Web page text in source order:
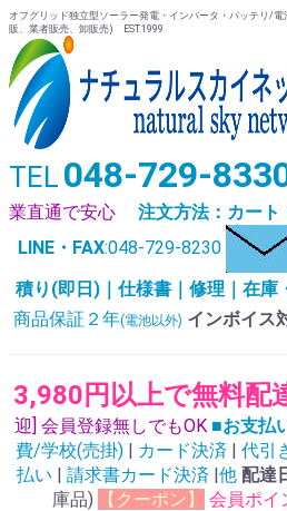
オフグリッド独立型ソーラー発電・インバータ・バッテリ/電
販、業者販売、卸販売) EST.1999
TEL 048-729-
業直通で安心
注文方法：カート
LINE・FAX:048-729-8230
積り(即日)｜仕様書｜修理｜在庫
商品保証２年(電池以外) インボイス
3,980円以上で無料配
迎] 会員登録無しでもOK ■お支払
費/学校(売掛) | カード決済 | 代引
払い | 請求書カード決済 |他 配達
庫品)
【クーポン】 会員ポイ